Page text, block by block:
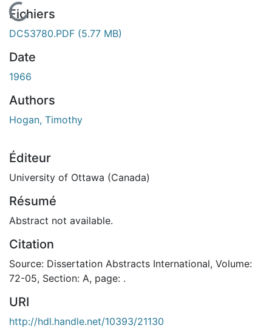
En cours de chargement...
Fichiers
DC53780.PDF (5.77 MB)
Date
1966
Authors
Hogan, Timothy
Éditeur
University of Ottawa (Canada)
Résumé
Abstract not available.
Citation
Source: Dissertation Abstracts International, Volume:
72-05, Section: A, page: .
URI
http://hdl.handle.net/10393/21130